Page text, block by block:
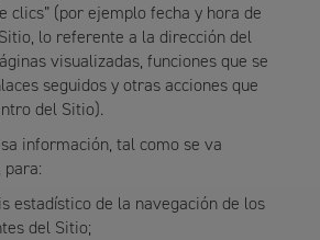
clics” (por ejemplo fecha y hora de
lo referente a la dirección del
visualizadas, funciones que se
seguidos y otras acciones que
del Sitio).
información, tal como se va
para:
estadístico de la navegación de los
del Sitio;